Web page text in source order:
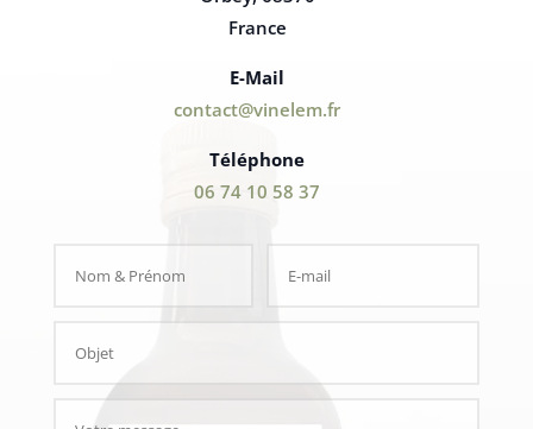
France
E-Mail
contact@vinelem.fr
Téléphone
06 74 10 58 37